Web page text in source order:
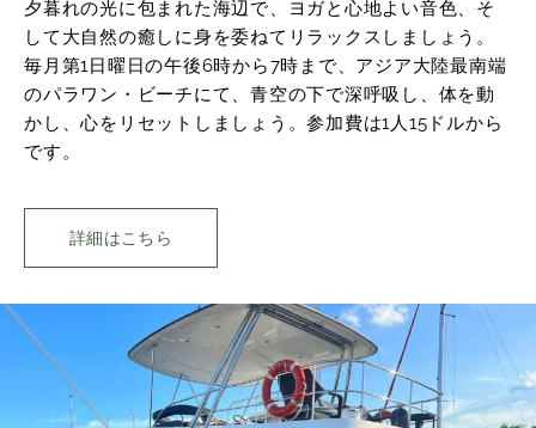
夕暮れの光に包まれた海辺で、ヨガと心地よい音色、そ
して大自然の癒しに身を委ねてリラックスしましょう。
毎月第1日曜日の午後6時から7時まで、アジア大陸最南端
のパラワン・ビーチにて、青空の下で深呼吸し、体を動
かし、心をリセットしましょう。参加費は1人15ドルから
です。
詳細はこちら